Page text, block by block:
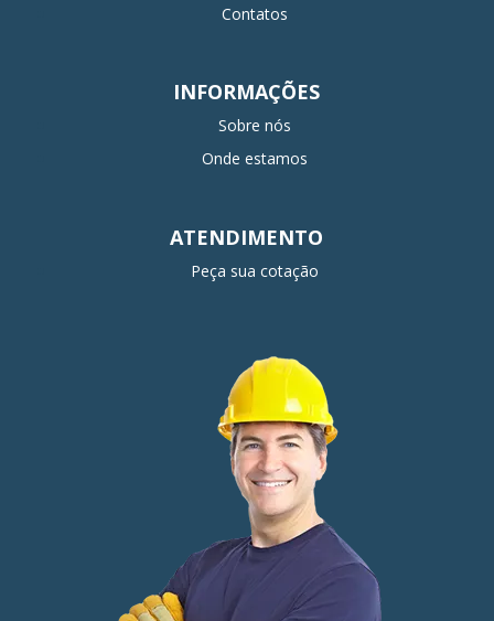
Contatos
INFORMAÇÕES
Sobre nós
Onde estamos
ATENDIMENTO
Peça sua cotação